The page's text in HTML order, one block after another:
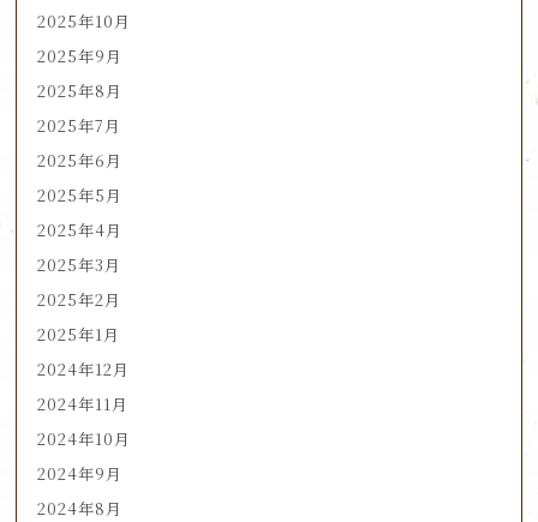
2025年10月
2025年9月
2025年8月
2025年7月
2025年6月
2025年5月
2025年4月
2025年3月
2025年2月
2025年1月
2024年12月
2024年11月
2024年10月
2024年9月
2024年8月